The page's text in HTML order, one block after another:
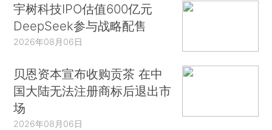
宇树科技IPO估值600亿元
DeepSeek参与战略配售
2026年08月06日
贝恩资本宣布收购贡茶 在中
国大陆无法注册商标后退出市
场
2026年08月06日